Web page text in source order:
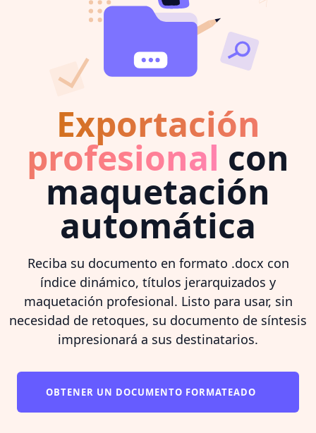
Exportación
profesional con
maquetación
automática
Reciba su documento en formato .docx con
índice dinámico, títulos jerarquizados y
maquetación profesional. Listo para usar, sin
necesidad de retoques, su documento de síntesis
impresionará a sus destinatarios.
OBTENER UN DOCUMENTO FORMATEADO